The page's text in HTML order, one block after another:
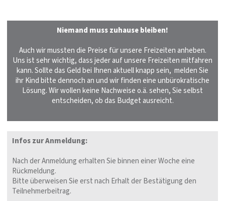
Niemand muss zuhause bleiben!
Auch wir mussten die Preise für unsere Freizeiten anheben.
Uns ist sehr wichtig, dass jeder auf unsere Freizeiten mitfahren
kann. Sollte das Geld bei Ihnen aktuell knapp sein, melden Sie
ihr Kind bitte dennoch an und wir finden eine unbürokratische
Lösung. Wir wollen keine Nachweise o.ä. sehen, Sie selbst
entscheiden, ob das Budget ausreicht.
Infos zur Anmeldung:
Nach der Anmeldung erhalten Sie binnen einer Woche eine
Rückmeldung.
Bitte überweisen Sie erst nach Erhalt der Bestätigung den
Teilnehmerbeitrag.